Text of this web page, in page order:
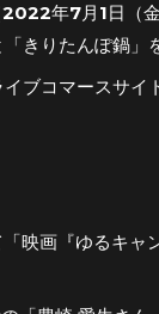
年7月1日（
きりたんぽ鍋」
イブコマースサ
画『ゆるキャ